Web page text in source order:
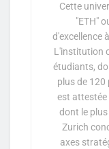
Cette
"ETH"
d'excellence
L'institution
étudiants,
plus de 120
est attestée
dont le plus
Zurich
axes